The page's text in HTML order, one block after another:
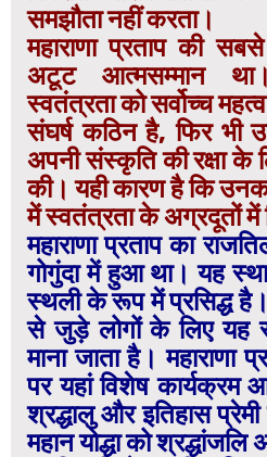
समझौता नहीं करता।
महाराणा प्रताप की
अटूट आत्मसम्मान
स्वतंत्रता को सर्वोच्च
संघर्ष कठिन है, फिर भी
अपनी संस्कृति की रक्षा के
की। यही कारण है कि
में स्वतंत्रता के अग्रदूतों में
महाराणा प्रताप का
गोगुंदा में हुआ था। यह
स्थली के रूप में प्रसिद्ध
से जुड़े लोगों के लिए यह
माना जाता है।
पर यहां विशेष कार्यक्रम
श्रद्धालु और इतिहास
महान योद्धा को श्रद्धांजलि